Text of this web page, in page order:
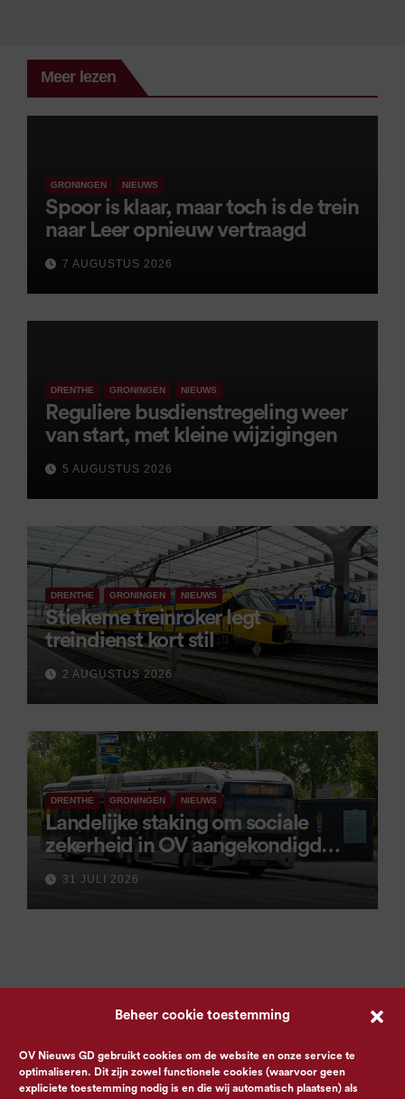
Beheer cookie toestemming
OV Nieuws GD gebruikt cookies om de website en onze service te
optimaliseren. Dit zijn zowel functionele cookies (waarvoor geen
expliciete toestemming nodig is en die wij automatisch plaatsen) als
Meer lezen
GRONINGEN NIEUWS
Spoor is klaar, maar toch is de trein
naar Leer opnieuw vertraagd
7 AUGUSTUS 2026
DRENTHE GRONINGEN NIEUWS
Reguliere busdienstregeling weer
van start, met kleine wijzigingen
5 AUGUSTUS 2026
DRENTHE GRONINGEN NIEUWS
Stiekeme treinroker legt
treindienst kort stil
2 AUGUSTUS 2026
DRENTHE GRONINGEN NIEUWS
Landelijke staking om sociale
zekerheid in OV aangekondigd
voor 9 september
31 JULI 2026